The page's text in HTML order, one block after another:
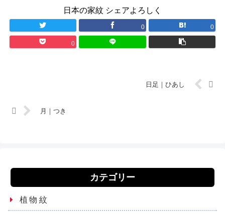
日本の家紋 シェアよろしく
0 0
0
日足｜ひあし
月｜つき
カテゴリー
植物紋